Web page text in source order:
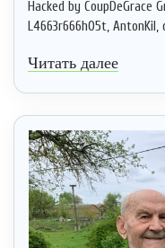
Hacked by CoupDeGrace
L4663r666h05t, AntonKil,
Читать далее